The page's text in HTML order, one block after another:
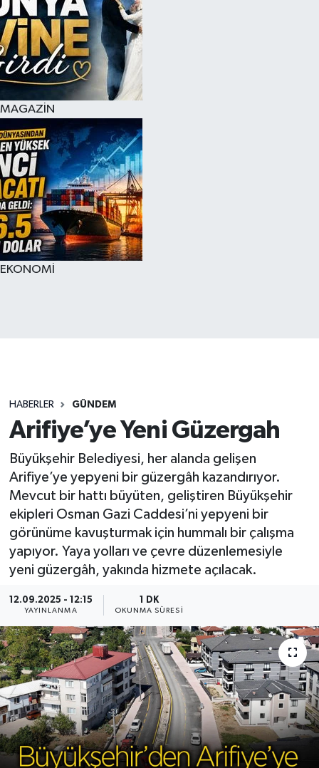
MAGAZİN
EKONOMİ
HABERLER GÜNDEM
Arifiye’ye Yeni Güzergah
Büyükşehir Belediyesi, her alanda gelişen
Arifiye’ye yepyeni bir güzergâh kazandırıyor.
Mevcut bir hattı büyüten, geliştiren Büyükşehir
ekipleri Osman Gazi Caddesi’ni yepyeni bir
görünüme kavuşturmak için hummalı bir çalışma
yapıyor. Yaya yolları ve çevre düzenlemesiyle
yeni güzergâh, yakında hizmete açılacak.
12.09.2025 - 12:15
YAYINLANMA
1 DK
OKUNMA SÜRESI